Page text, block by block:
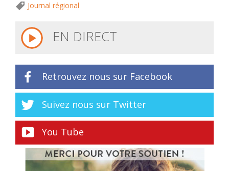
Journal régional
EN DIRECT
Retrouvez nous sur Facebook
Suivez nous sur Twitter
You Tube